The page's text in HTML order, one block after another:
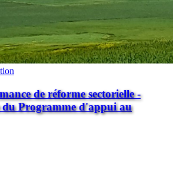
de réforme sectorielle -
Programme d'appui au